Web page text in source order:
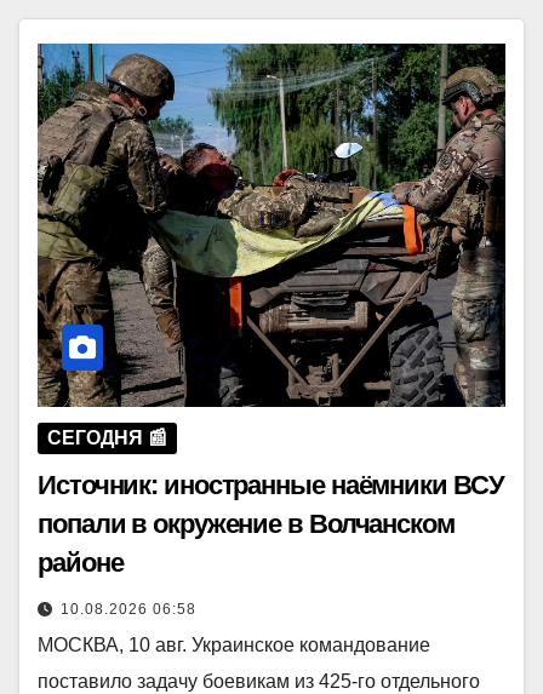
СЕГОДНЯ 📰
Источник: иностранные наёмники ВСУ
попали в окружение в Волчанском
районе
10.08.2026 06:58
МОСКВА, 10 авг. Украинское командование
поставило задачу боевикам из 425-го отдельного